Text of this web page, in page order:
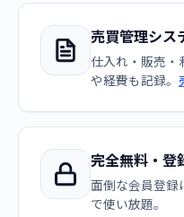
売買管理シス
仕入れ・販売・
や経費も記録。
完全無料・登
面倒な会員登録
で使い放題。